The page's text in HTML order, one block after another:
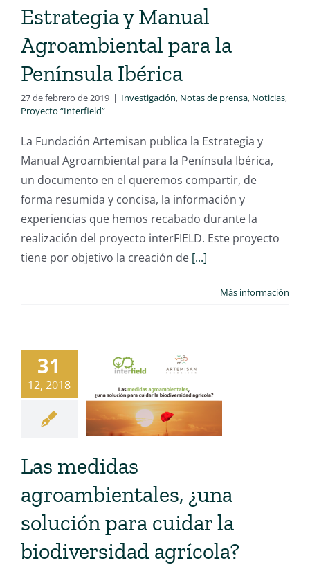
Estrategia y Manual
Agroambiental para la
Península Ibérica
27 de febrero de 2019 | Investigación, Notas de prensa, Noticias,
Proyecto “Interfield”
La Fundación Artemisan publica la Estrategia y
Manual Agroambiental para la Península Ibérica,
un documento en el queremos compartir, de
forma resumida y concisa, la información y
experiencias que hemos recabado durante la
realización del proyecto interFIELD. Este proyecto
tiene por objetivo la creación de [...]
Más información
31
12, 2018
Las medidas
agroambientales, ¿una
solución para cuidar la
biodiversidad agrícola?